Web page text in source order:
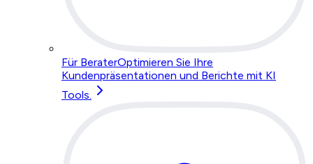
Für BeraterOptimieren Sie Ihre
Kundenpräsentationen und Berichte mit KI
Tools.